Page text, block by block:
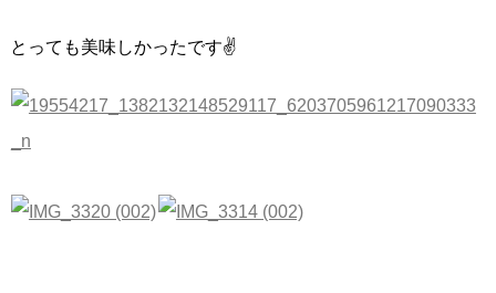
とっても美味しかったです✌